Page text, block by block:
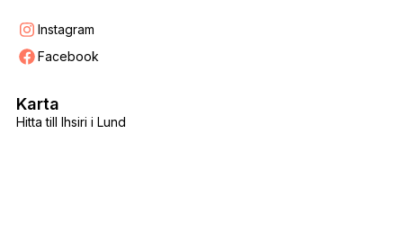
Instagram
Facebook
Hitta till Ihsiri i Lund
Karta